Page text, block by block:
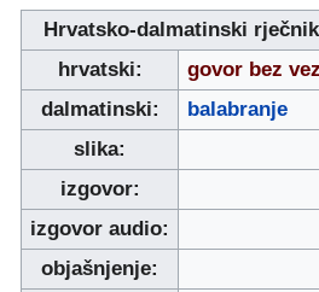
Hrvatsko-dalmatinski rječnik
hrvatski:
govor bez
dalmatinski:
balabranje
slika:
izgovor:
izgovor audio:
objašnjenje: